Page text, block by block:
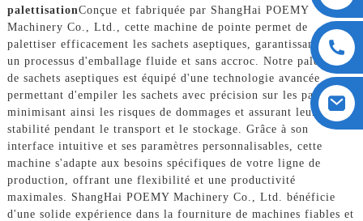
palettisationConçue et fabriquée par ShangHai POEMY
Machinery Co., Ltd., cette machine de pointe permet de
palettiser efficacement les sachets aseptiques, garantissant ainsi
un processus d'emballage fluide et sans accroc. Notre palettiseur
de sachets aseptiques est équipé d'une technologie avancée
permettant d'empiler les sachets avec précision sur les palettes,
minimisant ainsi les risques de dommages et assurant leur
stabilité pendant le transport et le stockage. Grâce à son
interface intuitive et ses paramètres personnalisables, cette
machine s'adapte aux besoins spécifiques de votre ligne de
production, offrant une flexibilité et une productivité
maximales. ShangHai POEMY Machinery Co., Ltd. bénéficie
d'une solide expérience dans la fourniture de machines fiables et